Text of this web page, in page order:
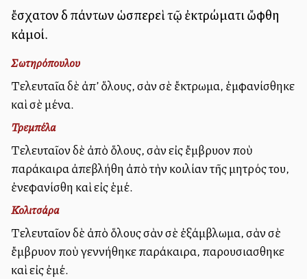
ἔσχατον δὲ πάντων ὡσπερεὶ τῷ ἐκτρώματι ὤφθη
κἀμοί.
Σωτηρόπουλου
Τελευταῖα δὲ ἀπ’ ὅλους, σὰν σὲ ἔκτρωμα, ἐμφανίσθηκε
καὶ σὲ μένα.
Τρεμπέλα
Τελευταῖον δὲ ἀπὸ ὅλους, σὰν εἰς ἔμβρυον ποὺ
παράκαιρα ἀπεβλήθη ἀπὸ τὴν κοιλίαν τῆς μητρός του,
ἐνεφανίσθη καὶ εἰς ἑμέ.
Κολιτσάρα
Τελευταῖον δὲ ἀπὸ ὅλους σὰν σὲ ἐξάμβλωμα, σὰν σὲ
ἔμβρυον ποὺ γεννήθηκε παράκαιρα, παρουσιασθηκε
καὶ εἰς ἐμέ.